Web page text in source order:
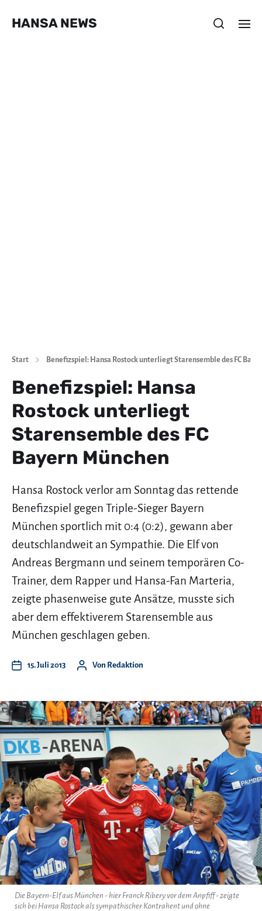
HANSA NEWS
Start Benefizspiel: Hansa Rostock unterliegt Starensemble des FC
Benefizspiel: Hansa
Rostock unterliegt
Starensemble des FC
Bayern München
Hansa Rostock verlor am Sonntag das rettende
Benefizspiel gegen Triple-Sieger Bayern
München sportlich mit 0:4 (0:2), gewann aber
deutschlandweit an Sympathie. Die Elf von
Andreas Bergmann und seinem temporären Co-
Trainer, dem Rapper und Hansa-Fan Marteria,
zeigte phasenweise gute Ansätze, musste sich
aber dem effektiverem Starensemble aus
München geschlagen geben.
15. Juli 2013 Von Redaktion
Die Bayern-Elf aus München - hier Franck Ribery vor dem Anpfiff - zeigte
sich bei Hansa Rostock als sympathischer Kontrahent und ohne